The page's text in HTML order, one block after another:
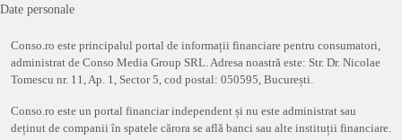
Date personale
Conso.ro este principalul portal de informații financiare pentru consumatori,
administrat de Conso Media Group SRL. Adresa noastră este: Str. Dr. Nicolae
Tomescu nr. 11, Ap. 1, Sector 5, cod postal: 050595, București.
Conso.ro este un portal financiar independent și nu este administrat sau
deținut de companii în spatele cărora se află banci sau alte instituții financiare.